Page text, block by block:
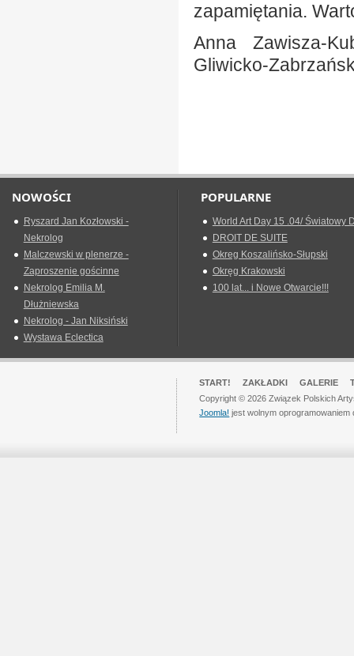
zapamiętania.
Anna Zawisza-
Gliwicko-
NOWOŚCI
Ryszard Jan Kozłowski -
Nekrolog
Malczewski w plenerze -
Zaproszenie gościnne
Nekrolog Emilia M.
Dłużniewska
Nekrolog - Jan Niksiński
Wystawa Eclectica
POPULARNE
World Art Day 15 .04/ Światowy
DROIT DE SUITE
Okreg Koszalińsko-Słupski
Okręg Krakowski
100 lat... i Nowe Otwarcie!!!
START! ZAKŁADKI GALERIE
Copyright © 2026 Związek Polskich
Joomla! jest wolnym